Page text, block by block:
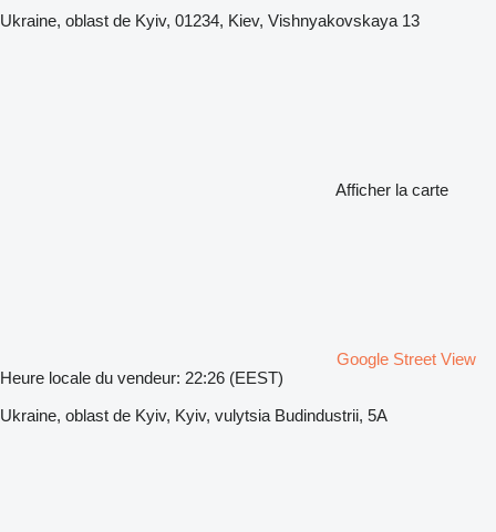
Ukraine, oblast de Kyiv, 01234, Kiev, Vishnyakovskaya 13
Afficher la carte
Google Street View
Heure locale du vendeur: 22:26 (EEST)
Ukraine, oblast de Kyiv, Kyiv, vulytsia Budindustrii, 5A